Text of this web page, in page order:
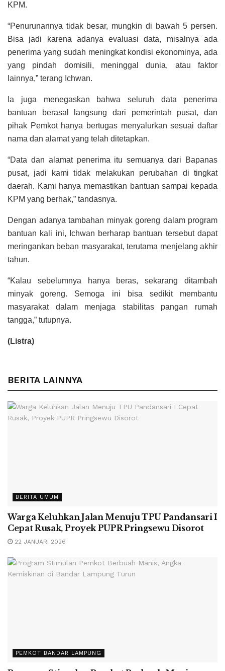
KPM.
“Penurunannya tidak besar, mungkin di bawah 5 persen.
Bisa jadi karena adanya evaluasi data, misalnya ada
penerima yang sudah meningkat kondisi ekonominya, ada
yang pindah domisili, meninggal dunia, atau faktor
lainnya,” terang Ichwan.
Ia juga menegaskan bahwa seluruh data penerima
bantuan berasal langsung dari pemerintah pusat, dan
pihak Pemkot hanya bertugas menyalurkan sesuai daftar
nama dan alamat yang telah ditetapkan.
“Data dan alamat penerima itu semuanya dari Bapanas
pusat, jadi kami tidak melakukan perubahan di tingkat
daerah. Kami hanya memastikan bantuan sampai kepada
KPM yang berhak,” tandasnya.
Dengan adanya tambahan minyak goreng dalam program
bantuan kali ini, Ichwan berharap bantuan tersebut dapat
meringankan beban masyarakat, terutama menjelang akhir
tahun.
“Kalau sebelumnya hanya beras, sekarang ditambah
minyak goreng. Semoga ini bisa sedikit membantu
masyarakat dalam menjaga stabilitas pangan rumah
tangga,” tutupnya.
(Listra)
BERITA LAINNYA
BERITA UMUM
Warga Keluhkan Jalan Menuju TPU Pandansari I
Cepat Rusak, Proyek PUPR Pringsewu Disorot
22 JANUARI 2026
PEMKOT BANDAR LAMPUNG